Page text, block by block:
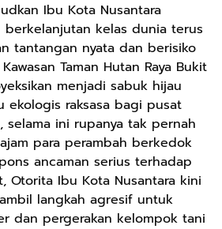
Ibu Kota Nusantara
kelas dunia terus
tantangan nyata dan berisiko
Taman Hutan Raya Bukit
menjadi sabuk hijau
ekologis raksasa bagi pusat
selama ini rupanya tak pernah
para perambah berkedok
ancaman serius terhadap
Otorita Ibu Kota Nusantara kini
langkah agresif untuk
dan pergerakan kelompok tani